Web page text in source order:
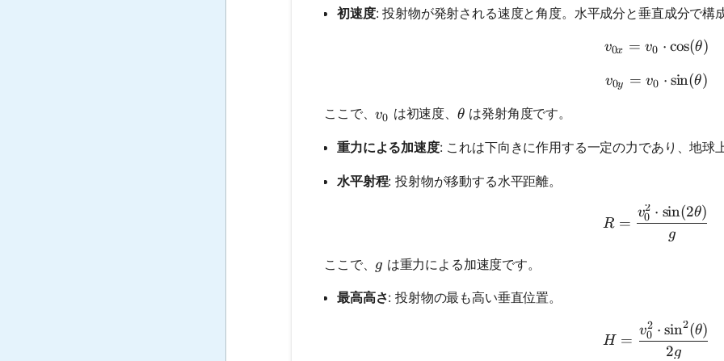
初速度: 投射物が発射される速度と角度。水平成分と垂直成分で構
v_{0x} =
v0x = v0 ⋅ cos(θ)
v_{0y} =
v0y = v0 ⋅ sin(θ)
ここで、v_0
v0 は初速度、 \theta
θ は発射角度です。
重力による加速度: これは下向きに作用する一定の力であり、地球
水平射程: 投射物が移動する水平距離。
R =
R =
g
v0
2 ⋅ sin(2θ)
ここで、 g
g は重力による加速度です。
最高高さ: 投射物の最も高い垂直位置。
H =
H =
2g
v0
2 ⋅ sin2(θ)